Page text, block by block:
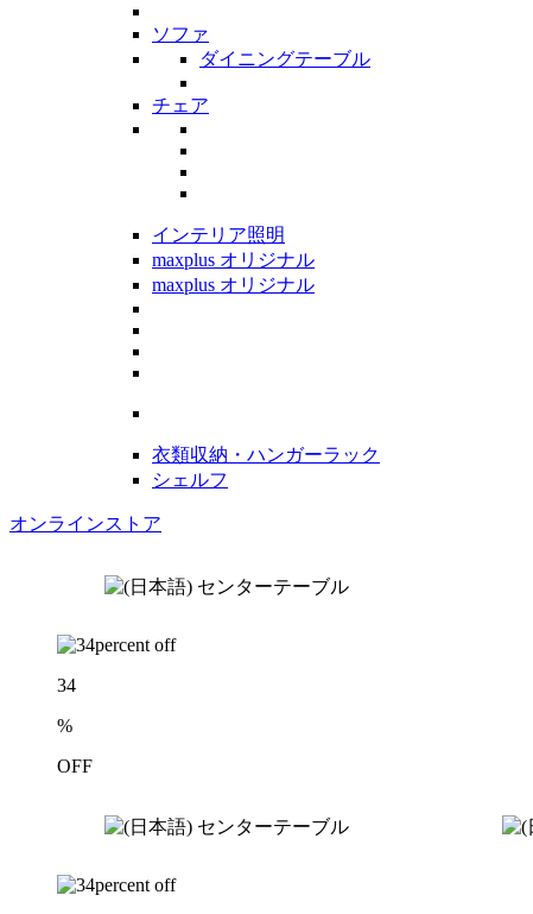
ソファ
ダイニングテーブル
チェア
インテリア照明
maxplus オリジナル
maxplus オリジナル
衣類収納・ハンガーラック
シェルフ
オンラインストア
34
%
OFF